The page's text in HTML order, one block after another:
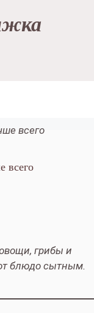
всего
грибы и
блюдо сытным.